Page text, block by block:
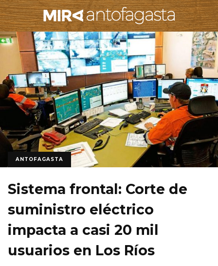
ANTOFAGASTA
Sistema frontal: Corte de
suministro eléctrico
impacta a casi 20 mil
usuarios en Los Ríos